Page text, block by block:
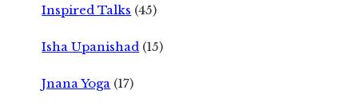
Inspired Talks (45)
Isha Upanishad (15)
Jnana Yoga (17)